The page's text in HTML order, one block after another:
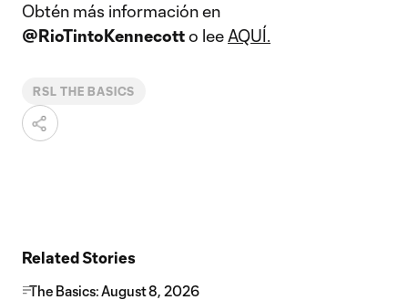
Obtén más información en
@RioTintoKennecotto lee AQUÍ.
RSL THE BASICS
Related Stories
The Basics: August 8, 2026